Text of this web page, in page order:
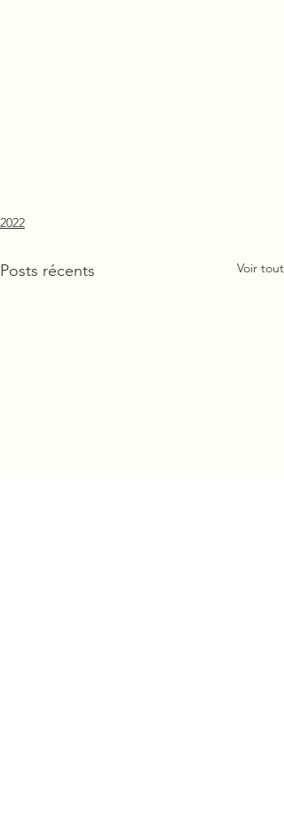
2022
Posts récents Voir tout